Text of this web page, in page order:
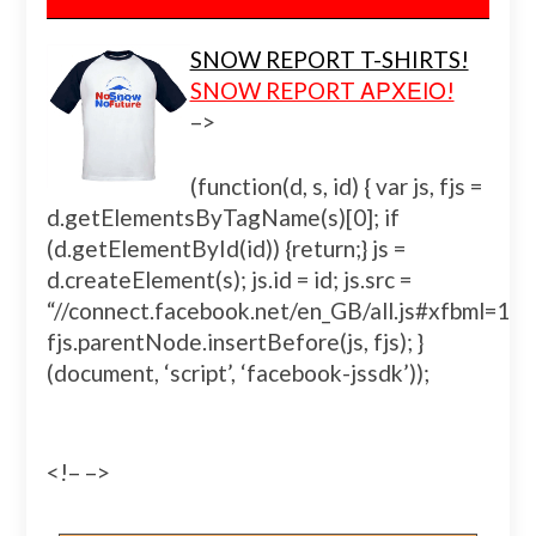
SNOW REPORT T-SHIRTS!
SNOW REPORT ΑΡΧΕΙΟ!
–>
(function(d, s, id) { var js, fjs =
d.getElementsByTagName(s)[0]; if
(d.getElementById(id)) {return;} js =
d.createElement(s); js.id = id; js.src =
“//connect.facebook.net/en_GB/
fjs.parentNode.insertBefore(js, fjs); }
(document, ‘script’, ‘facebook-jssdk’));
<!– –>